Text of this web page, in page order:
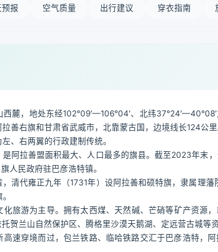
报 空气质量 出行建议 穿衣指南
麓，地处东经102°09′—106°04′、北纬
善右旗和甘肃省武威市，北靠蒙古国，边境线长124公
、右两翼的行政建制传统。
阿拉善盟面积最大、人口最多的旗县。截至2023年末
人民政府驻巴彦浩特镇。
清代雍正九年（1731年）设阿拉善和硕特旗，隶属理藩
旅游为主导。拥有太西煤、天然碱、芒硝等矿产资源
贺兰山自然保护区、腾格里沙漠天鹅湖、定远营古城等
高速穿境而过，包兰铁路、临哈铁路交汇于巴彦浩特，